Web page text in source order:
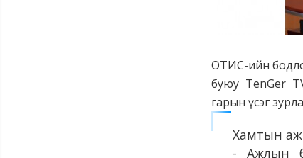
ОТИС-ийн
буюу TenGer
гарын үсэг
Хамтын
- Ажлын